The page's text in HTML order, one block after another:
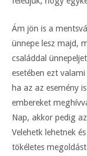
Ám jön is a
ünnepe lesz majd,
családdal
esetében ezt
ha az az esemény
embereket
Nap, akkor pedig
Velehetk lehetnek
tökéletes